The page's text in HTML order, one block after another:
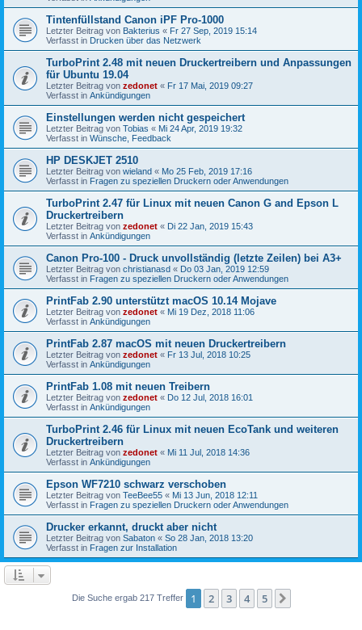
Tintenfüllstand Canon iPF Pro-1000
Letzter Beitrag von Bakterius « Fr 27 Sep, 2019 15:14
Verfasst in Drucken über das Netzwerk
TurboPrint 2.48 mit neuen Druckertreibern und Anpassungen
für Ubuntu 19.04
Letzter Beitrag von zedonet « Fr 17 Mai, 2019 09:27
Verfasst in Ankündigungen
Einstellungen werden nicht gespeichert
Letzter Beitrag von Tobias « Mi 24 Apr, 2019 19:32
Verfasst in Wünsche, Feedback
HP DESKJET 2510
Letzter Beitrag von wieland « Mo 25 Feb, 2019 17:16
Verfasst in Fragen zu speziellen Druckern oder Anwendungen
TurboPrint 2.47 für Linux mit neuen Canon G and Epson L
Druckertreibern
Letzter Beitrag von zedonet « Di 22 Jan, 2019 15:43
Verfasst in Ankündigungen
Canon Pro-100 - Druck unvollständig (letzte Zeilen) bei A3+
Letzter Beitrag von christianasd « Do 03 Jan, 2019 12:59
Verfasst in Fragen zu speziellen Druckern oder Anwendungen
PrintFab 2.90 unterstützt macOS 10.14 Mojave
Letzter Beitrag von zedonet « Mi 19 Dez, 2018 11:06
Verfasst in Ankündigungen
PrintFab 2.87 macOS mit neuen Druckertreibern
Letzter Beitrag von zedonet « Fr 13 Jul, 2018 10:25
Verfasst in Ankündigungen
PrintFab 1.08 mit neuen Treibern
Letzter Beitrag von zedonet « Do 12 Jul, 2018 16:01
Verfasst in Ankündigungen
TurboPrint 2.46 für Linux mit neuen EcoTank und weiteren
Druckertreibern
Letzter Beitrag von zedonet « Mi 11 Jul, 2018 14:36
Verfasst in Ankündigungen
Epson WF7210 schwarz verschoben
Letzter Beitrag von TeeBee55 « Mi 13 Jun, 2018 12:11
Verfasst in Fragen zu speziellen Druckern oder Anwendungen
Drucker erkannt, druckt aber nicht
Letzter Beitrag von Sabaton « So 28 Jan, 2018 13:20
Verfasst in Fragen zur Installation
Die Suche ergab 217 Treffer 1 2 3 4 5